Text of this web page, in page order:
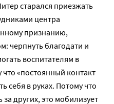
старался приезжать
центра
признанию,
черпнуть благодати и
воспитателям в
что «постоянный контакт
себя в руках. Потому что
за других, это мобилизует